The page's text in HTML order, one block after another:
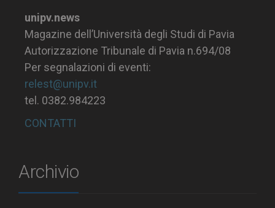
unipv.news
Magazine dell’Università degli Studi di Pavia
Autorizzazione Tribunale di Pavia n.694/08
Per segnalazioni di eventi:
relest@unipv.it
tel. 0382.984223
CONTATTI
Archivio